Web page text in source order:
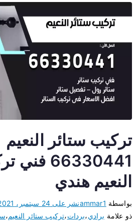
تركيب ستائر النعيم
66330441
النعيم هندي
بواسطة ammar1نشر على 24 سبتمبر، 2021
ذو علامة برادي،بردات،تركيب ستائر النعيم،